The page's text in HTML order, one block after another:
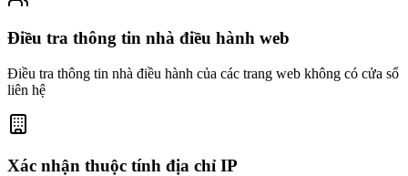
Điều tra thông tin nhà điều hành web
Điều tra thông tin nhà điều hành của các trang web không có cửa sổ
liên hệ
Xác nhận thuộc tính địa chỉ IP